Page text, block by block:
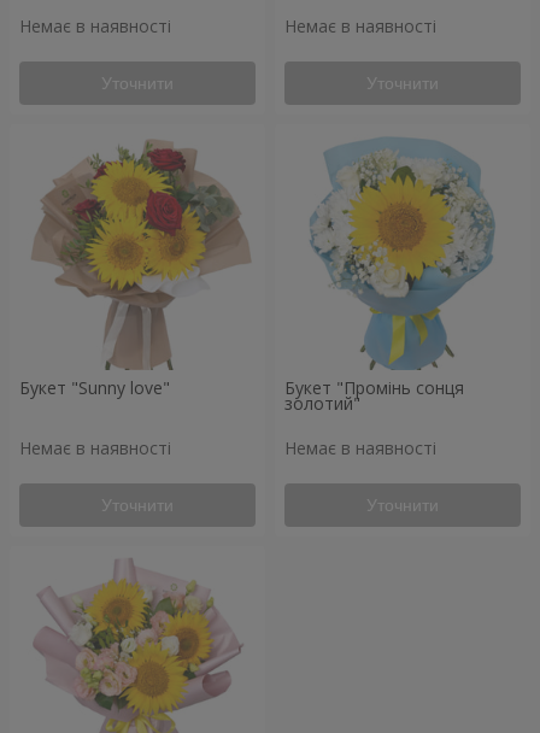
Немає в наявності
Уточнити
Немає в наявності
Уточнити
Букет "Sunny love"
Немає в наявності
Уточнити
Букет "Промінь сонця
золотий"
Немає в наявності
Уточнити